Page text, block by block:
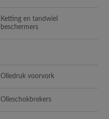
Ketting en tandwiel
beschermers
Oliedruk voorvork
Olieschokbrekers